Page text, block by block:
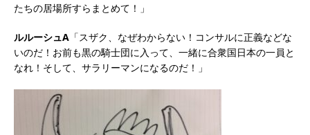
たちの居場所すらまとめて！」
ルルーシュA 「スザク、なぜわからない！コンサルに正義などな
いのだ！お前も黒の騎士団に入って、一緒に合衆国日本の一員と
なれ！そして、サラリーマンになるのだ！」